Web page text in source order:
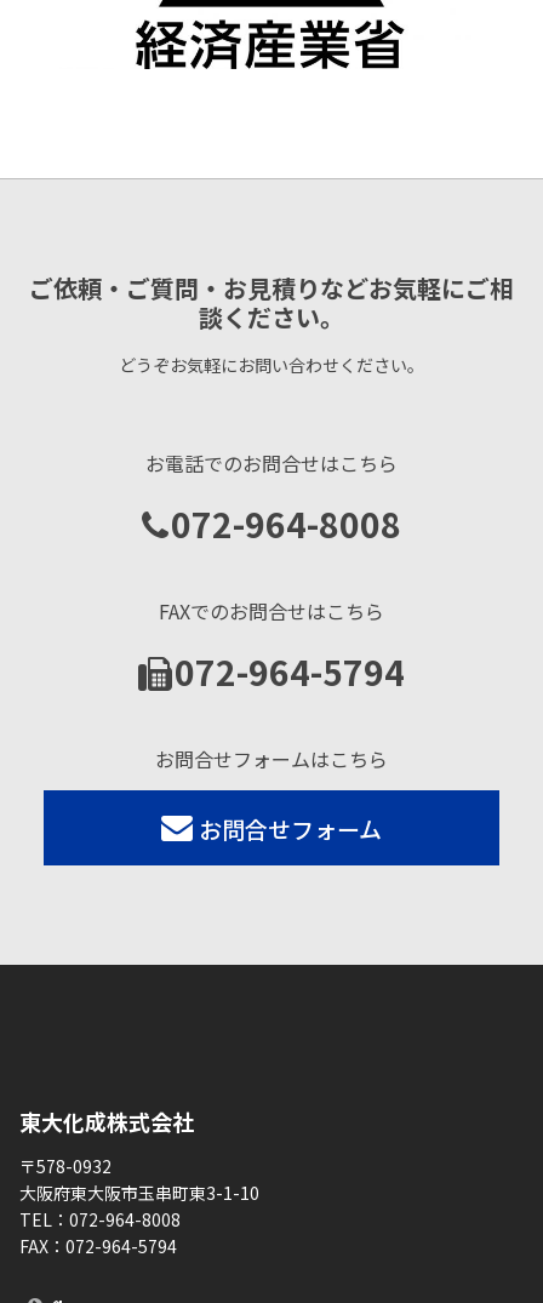
ご依頼・ご質問・お見積りなどお気軽にご相
談ください。
どうぞお気軽にお問い合わせください。
お電話でのお問合せはこちら
072-964-8008
FAXでのお問合せはこちら
072-964-5794
お問合せフォームはこちら
お問合せフォーム
東大化成株式会社
〒578-0932
大阪府東大阪市玉串町東3-1-10
TEL： 072-964-8008
FAX： 072-964-5794